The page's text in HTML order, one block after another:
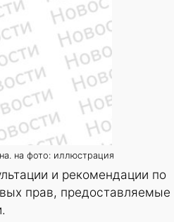
на фото: иллюстрация
и рекомендации по
прав, предоставляемые